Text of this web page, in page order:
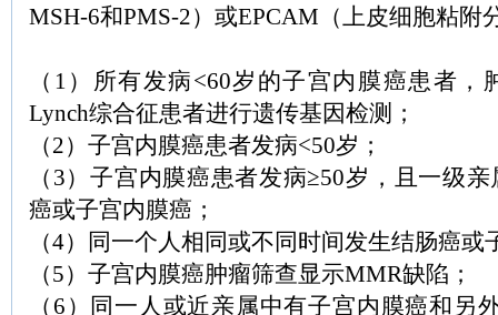
MSH-6和PMS-2）或EPCAM（上皮细胞粘附
（1）所有发病<60岁的子宫内膜癌患者，
Lynch综合征患者进行遗传基因检测；
（2）子宫内膜癌患者发病<50岁；
（3）子宫内膜癌患者发病≥50岁，且一级
癌或子宫内膜癌；
（4）同一个人相同或不同时间发生结肠癌或
（5）子宫内膜癌肿瘤筛查显示MMR缺陷；
（6）同一人或近亲属中有子宫内膜癌和另